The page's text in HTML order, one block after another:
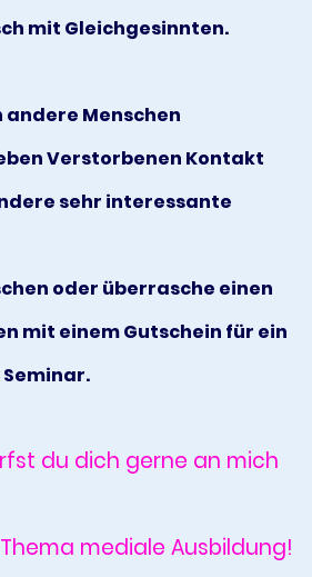
mit Gleichgesinnten.
andere Menschen
Verstorbenen Kontakt
sehr interessante
oder überrasche einen
mit einem Gutschein für ein
du dich gerne an mich
mediale Ausbildung!